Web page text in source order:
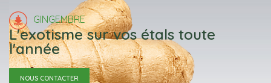
GINGEMBRE
L'exotisme sur vos étals toute
l'année
NOUS CONTACTER